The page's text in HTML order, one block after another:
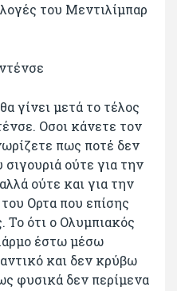
του Μεντιλίμπαρ
γίνει μετά το τέλος
Οσοι κάνετε τον
πως ποτέ δεν
ούτε για την
ούτε και για την
Ορτα που επίσης
ότι ο Ολυμπιακός
έστω μέσω
και δεν κρύβω
φυσικά δεν περίμενα